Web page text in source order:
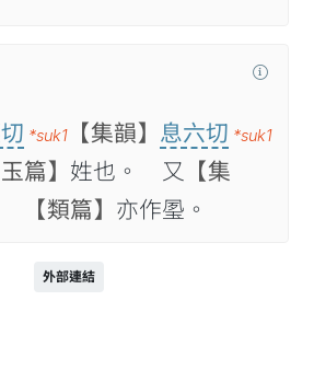
*suk1 【集韻】 息六切 *suk1
玉篇】 姓也。 又
【集
【類篇】 亦作𤥔。
外部連結